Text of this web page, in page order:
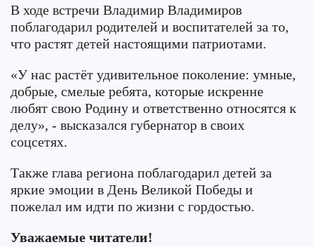
В ходе встречи Владимир Владимиров
поблагодарил родителей и воспитателей за то,
что растят детей настоящими патриотами.
«У нас растёт удивительное поколение: умные,
добрые, смелые ребята, которые искренне
любят свою Родину и ответственно относятся к
делу», - высказался губернатор в своих
соцсетях.
Также глава региона поблагодарил детей за
яркие эмоции в День Великой Победы и
пожелал им идти по жизни с гордостью.
Уважаемые читатели!